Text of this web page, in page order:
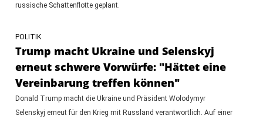
russische Schattenflotte geplant.
POLITIK
Trump macht Ukraine und Selenskyj
erneut schwere Vorwürfe: "Hättet eine
Vereinbarung treffen können"
Donald Trump macht die Ukraine und Präsident Wolodymyr
Selenskyj erneut für den Krieg mit Russland verantwortlich. Auf einer